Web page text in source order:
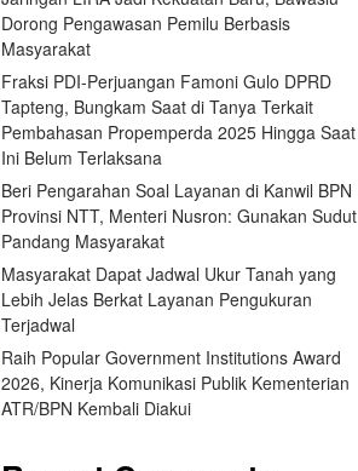
Dorong Pengawasan Pemilu Berbasis
Masyarakat
Fraksi PDI-Perjuangan Famoni Gulo DPRD
Tapteng, Bungkam Saat di Tanya Terkait
Pembahasan Propemperda 2025 Hingga Saat
Ini Belum Terlaksana
Beri Pengarahan Soal Layanan di Kanwil BPN
Provinsi NTT, Menteri Nusron: Gunakan Sudut
Pandang Masyarakat
Masyarakat Dapat Jadwal Ukur Tanah yang
Lebih Jelas Berkat Layanan Pengukuran
Terjadwal
Raih Popular Government Institutions Award
2026, Kinerja Komunikasi Publik Kementerian
ATR/BPN Kembali Diakui